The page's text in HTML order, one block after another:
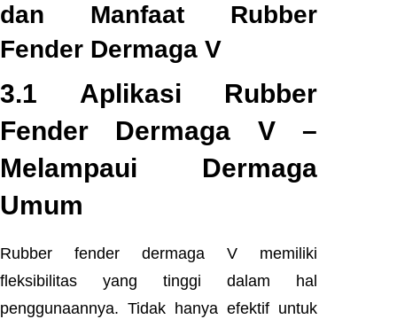
dan Manfaat Rubber
Fender Dermaga V
3.1 Aplikasi Rubber
Fender Dermaga V –
Melampaui Dermaga
Umum
Rubber fender dermaga V memiliki
fleksibilitas yang tinggi dalam hal
penggunaannya. Tidak hanya efektif untuk